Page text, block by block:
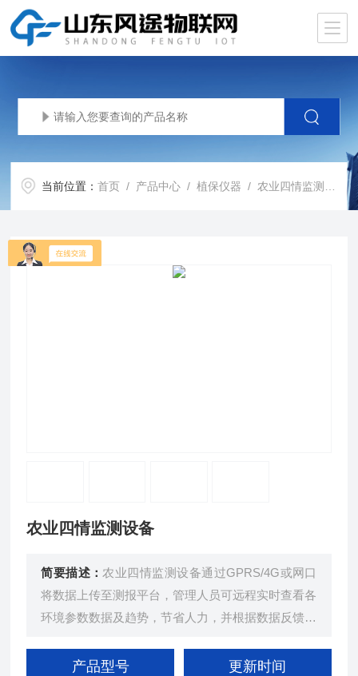
当前位置：首页 / 产品中心 /植保仪器 / 农业四情监测系统 /
农业四情监测设备
简要描述： 农业四情监测设备通过GPRS/4G或网口
将数据上传至测报平台，管理人员可远程实时查看各
环境参数数据及趋势，节省人力，并根据数据反馈作
业生产。产品型号 更新时间